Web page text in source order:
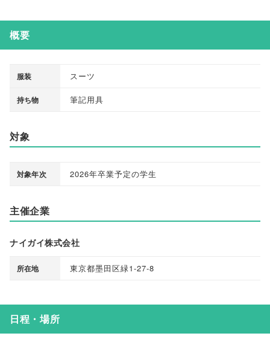
概要
服装 スーツ
持ち物 筆記用具
対象
対象年次 2026年卒業予定の学生
主催企業
ナイガイ株式会社
所在地 東京都墨田区緑1-27-8
日程・場所